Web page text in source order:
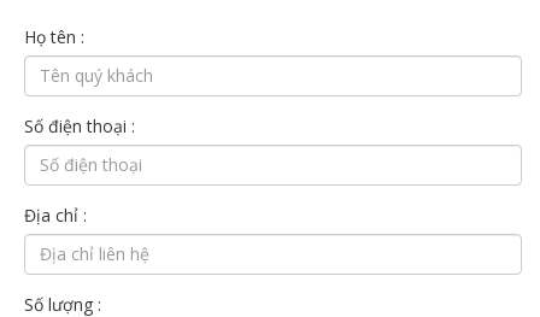
Họ tên :
Số điện thoại :
Địa chỉ :
Số lượng :